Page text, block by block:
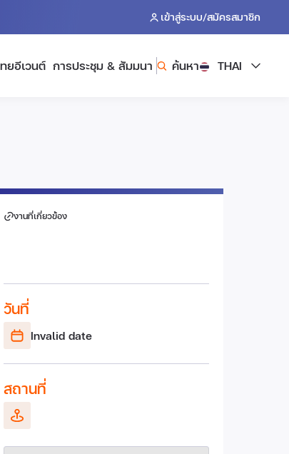
เข้าสู่ระบบ/สมัครสมาชิก
ยอีเวนต์ การประชุม & สัมมนา ค้นหา THAI
งานที่เกี่ยวข้อง
วันที่
Invalid date
สถานที่